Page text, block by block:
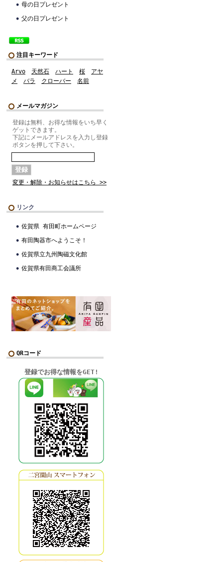
母の日プレゼント
父の日プレゼント
注目キーワード
Arvo 天然石 ハート 桜
アヤ
メ
バラ クローバー 名前
メールマガジン
登録は無料、お得な情報をいち早く
ゲットできます。
下記にメールアドレスを入力し登録
ボタンを押して下さい。
変更・解除・お知らせはこちら >>
リンク
佐賀県 有田町ホームページ
有田陶器市へようこそ！
佐賀県立九州陶磁文化館
佐賀県有田商工会議所
QRコード
登録でお得な情報をGET!